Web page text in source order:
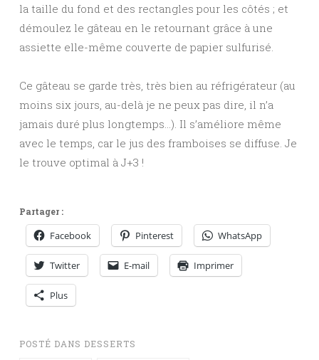
la taille du fond et des rectangles pour les côtés ; et
démoulez le gâteau en le retournant grâce à une
assiette elle-même couverte de papier sulfurisé.
Ce gâteau se garde très, très bien au réfrigérateur (au
moins six jours, au-delà je ne peux pas dire, il n’a
jamais duré plus longtemps…). Il s’améliore même
avec le temps, car le jus des framboises se diffuse. Je
le trouve optimal à J+3 !
Partager :
Facebook Pinterest WhatsApp
Twitter E-mail Imprimer
Plus
POSTÉ DANS DESSERTS